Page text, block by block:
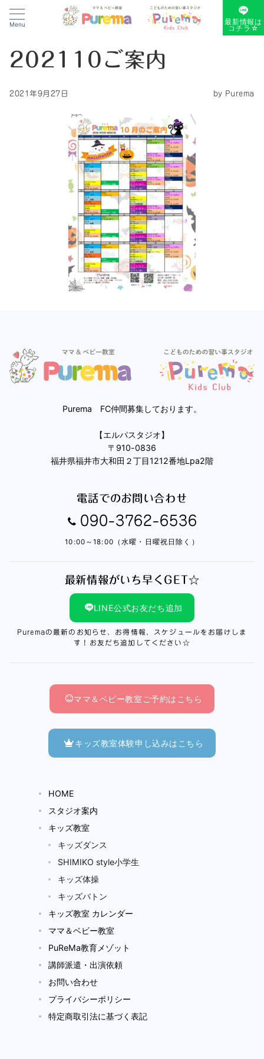
Menu 最新情報は
コチラ☆
202110ご案内
2021年9月27日 by Purema
Purema FC仲間募集しております。
【エルパスタジオ】
〒910-0836
福井県福井市大和田２丁目1212番地Lpa2階
電話でのお問い合わせ
090-3762-6536
10:00～18:00（水曜・日曜祝日除く）
最新情報がいち早くGET☆
LINE公式お友だち追加
Puremaの最新のお知らせ、お得情報、スケジュールをお届けしま
す！お友だち追加してください☆
ママ＆ベビー教室ご予約はこちら
キッズ教室体験申し込みはこちら
HOME
スタジオ案内
キッズ教室
キッズダンス
SHIMIKO style小学生
キッズ体操
キッズバトン
キッズ教室 カレンダー
ママ＆ベビー教室
PuReMa教育メゾット
講師派遣・出演依頼
お問い合わせ
プライバシーポリシー
特定商取引法に基づく表記